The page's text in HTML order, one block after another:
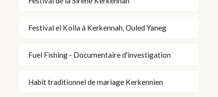
Festival el Kolla à Kerkennah, Ouled Yaneg
Fuel Fishing - Documentaire d'investigation
Habit traditionnel de mariage Kerkennien